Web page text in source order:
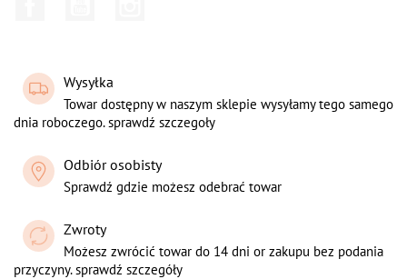
Wysyłka
Towar dostępny w naszym sklepie wysyłamy tego samego
dnia roboczego. sprawdź szczegoły
Odbiór osobisty
Sprawdź gdzie możesz odebrać towar
Zwroty
Możesz zwrócić towar do 14 dni or zakupu bez podania
przyczyny. sprawdź szczegóły